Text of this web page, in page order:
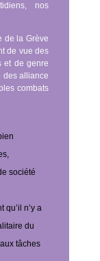
nos
de la Grève
de vue des
et de genre
des alliance
combats
société
qu’il n’y a
du
tâches